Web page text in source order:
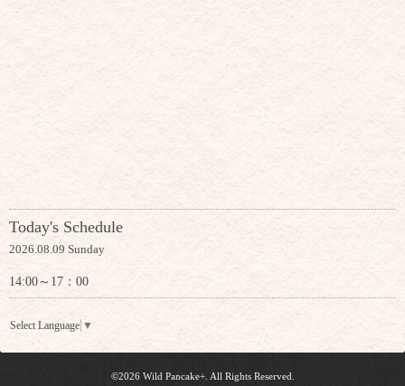
Today's Schedule
2026.08.09 Sunday
14:00～17：00
Select Language ▼
©2026 Wild Pancake+. All Rights Reserved.